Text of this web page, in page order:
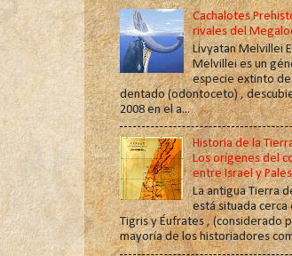
Cachalotes
rivales del
Livyatan Melvillei
Melvillei es un
especie extinto
dentado (odontoceto) ,
2008 en el a...
Historia de la
Los orígenes del
entre Israel y
La antigua Tierra
está situada cerca
Tigris y Éufrates , (considerado
mayoría de los historiadores